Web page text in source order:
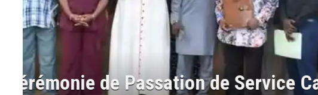
2 Aout 2026,18ème Dimanche